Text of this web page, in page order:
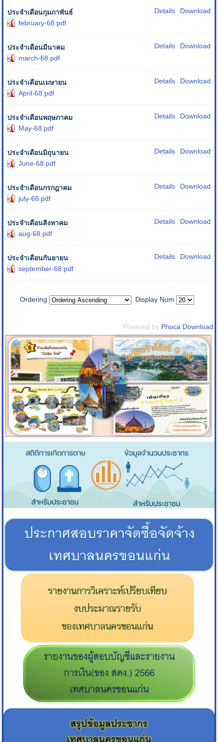
ประจำเดือนกุมภาพันธ์
february-68.pdf
Download
Details
ประจำเดือนมีนาคม
march-68.pdf
Download
Details
ประจำเดือนเมษายน
April-68.pdf
Download
Details
ประจำเดือนพฤษภาคม
May-68.pdf
Download
Details
ประจำเดือนมิถุนายน
June-68.pdf
Download
Details
ประจำเดือนกรกฎาคม
july-68.pdf
Download
Details
ประจำเดือนสิงหาคม
aug-68.pdf
Download
Details
ประจำเดือนกันยายน
september-68.pdf
Download
Details
Ordering Display Num
Powered by Phoca Download